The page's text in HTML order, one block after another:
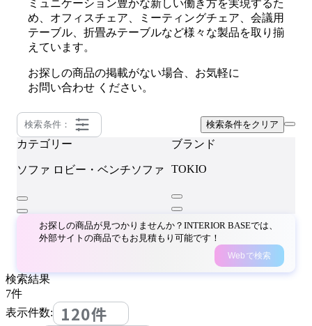
ミュニケーション豊かな新しい働き方を実現するた
め、オフィスチェア、ミーティングチェア、会議用
テーブル、折畳みテーブルなど様々な製品を取り揃
えています。
お探しの商品の掲載がない場合、お気軽に
お問い合わせ ください。
検索条件： 検索条件をクリア
カテゴリー
ソファ ロビー・ベンチソファ
ブランド
TOKIO
お探しの商品が見つかりませんか？INTERIOR BASEでは、
外部サイトの商品でもお見積もり可能です！
Webで検索
検索結果
7件
表示件数:
120件